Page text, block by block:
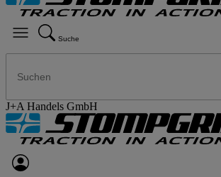
Suche
J+A Handels GmbH